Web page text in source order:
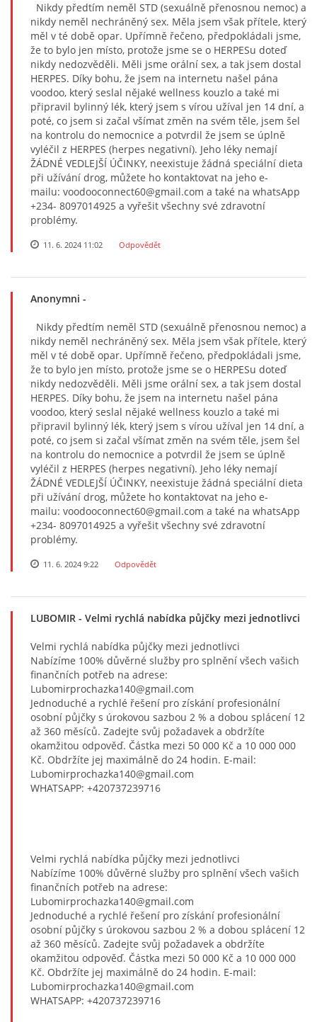
Nikdy předtím neměl STD (sexuálně přenosnou nemoc) a
nikdy neměl nechráněný sex. Měla jsem však přítele, který
měl v té době opar. Upřímně řečeno, předpokládali jsme,
že to bylo jen místo, protože jsme se o HERPESu doteď
nikdy nedozvěděli. Měli jsme orální sex, a tak jsem dostal
HERPES. Díky bohu, že jsem na internetu našel pána
voodoo, který seslal nějaké wellness kouzlo a také mi
připravil bylinný lék, který jsem s vírou užíval jen 14 dní, a
poté, co jsem si začal všímat změn na svém těle, jsem šel
na kontrolu do nemocnice a potvrdil že jsem se úplně
vyléčil z HERPES (herpes negativní). Jeho léky nemají
ŽÁDNÉ VEDLEJŠÍ ÚČINKY, neexistuje žádná speciální dieta
při užívání drog, můžete ho kontaktovat na jeho e-
mailu: voodooconnect60@gmail.com a také na whatsApp
+234- 8097014925 a vyřešit všechny své zdravotní
problémy.
11. 6. 2024 11:02 Odpovědět
Anonymni -
Nikdy předtím neměl STD (sexuálně přenosnou nemoc) a
nikdy neměl nechráněný sex. Měla jsem však přítele, který
měl v té době opar. Upřímně řečeno, předpokládali jsme,
že to bylo jen místo, protože jsme se o HERPESu doteď
nikdy nedozvěděli. Měli jsme orální sex, a tak jsem dostal
HERPES. Díky bohu, že jsem na internetu našel pána
voodoo, který seslal nějaké wellness kouzlo a také mi
připravil bylinný lék, který jsem s vírou užíval jen 14 dní, a
poté, co jsem si začal všímat změn na svém těle, jsem šel
na kontrolu do nemocnice a potvrdil že jsem se úplně
vyléčil z HERPES (herpes negativní). Jeho léky nemají
ŽÁDNÉ VEDLEJŠÍ ÚČINKY, neexistuje žádná speciální dieta
při užívání drog, můžete ho kontaktovat na jeho e-
mailu: voodooconnect60@gmail.com a také na whatsApp
+234- 8097014925 a vyřešit všechny své zdravotní
problémy.
11. 6. 2024 9:22 Odpovědět
LUBOMIR - Velmi rychlá nabídka půjčky mezi jednotlivci
Velmi rychlá nabídka půjčky mezi jednotlivci
Nabízíme 100% důvěrné služby pro splnění všech vašich
finančních potřeb na adrese:
Lubomirprochazka140@gmail.com
Jednoduché a rychlé řešení pro získání profesionální
osobní půjčky s úrokovou sazbou 2 % a dobou splácení 12
až 360 měsíců. Zadejte svůj požadavek a obdržíte
okamžitou odpověď. Částka mezi 50 000 Kč a 10 000 000
Kč. Obdržíte jej maximálně do 24 hodin. E-mail:
Lubomirprochazka140@gmail.com
WHATSAPP: +420737239716
Velmi rychlá nabídka půjčky mezi jednotlivci
Nabízíme 100% důvěrné služby pro splnění všech vašich
finančních potřeb na adrese:
Lubomirprochazka140@gmail.com
Jednoduché a rychlé řešení pro získání profesionální
osobní půjčky s úrokovou sazbou 2 % a dobou splácení 12
až 360 měsíců. Zadejte svůj požadavek a obdržíte
okamžitou odpověď. Částka mezi 50 000 Kč a 10 000 000
Kč. Obdržíte jej maximálně do 24 hodin. E-mail:
Lubomirprochazka140@gmail.com
WHATSAPP: +420737239716